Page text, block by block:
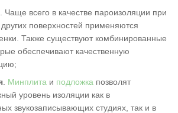
. Чаще всего в качестве пароизоляции при
поверхностей применяются
Также существуют комбинированные
обеспечивают качественную
Минплита и подложка позволят
уровень изоляции как в
звукозаписывающих студиях, так и в